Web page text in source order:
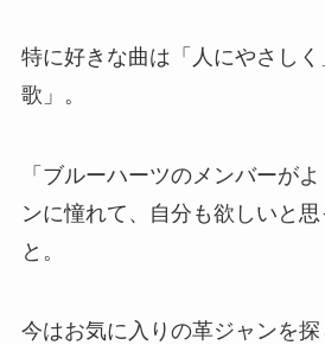
特に好きな曲は「人にやさし
歌」。
「ブルーハーツのメンバーが
ンに憧れて、自分も欲しいと
と。
今はお気に入りの革ジャンを探